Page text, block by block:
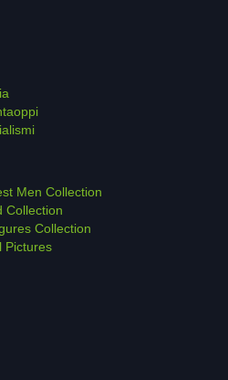
Men Collection
Collection
Collection
Pictures